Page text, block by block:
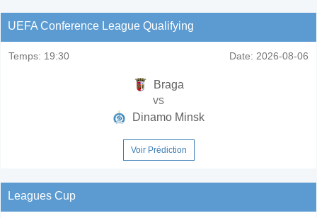
UEFA Conference League Qualifying
Temps: 19:30 Date: 2026-08-06
Braga
vs
Dinamo Minsk
Voir Prédiction
Leagues Cup